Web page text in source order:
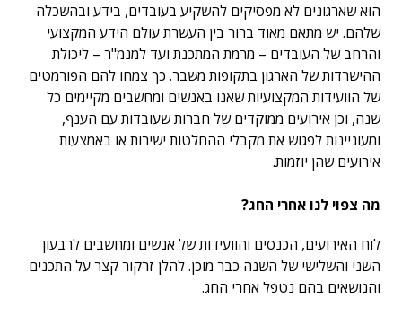
הוא שארגונים לא מפסיקים להשקיע בעובדים, בידע ובהשכלה
שלהם. יש מתאם מאוד ברור בין העשרת עולם הידע המקצועי
והרחב של העובדים – מרמת המתכנת ועד למנמ"ר – ליכולת
ההישרדות של הארגון בתקופות משבר. כך צמחו להם הפורמטים
של הוועידות המקצועיות שאנו באנשים ומחשבים מקיימים כל
שנה, וכן אירועים ממוקדים של חברות שעובדות עם הענף,
ומעוניינות לפגוש את מקבלי ההחלטות ישירות או באמצעות
אירועים שהן יוזמות.
מה צפוי לנו אחרי החג?
לוח האירועים, הכנסים והוועידות של אנשים ומחשבים לרבעון
השני והשלישי של השנה כבר מוכן. להלן זרקור קצר על התכנים
והנושאים בהם נטפל אחרי החג.